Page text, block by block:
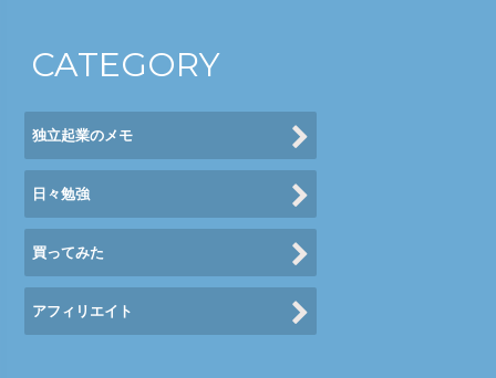
CATEGORY
独立起業のメモ
日々勉強
買ってみた
アフィリエイト